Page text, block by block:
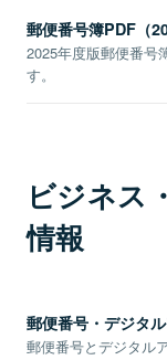
郵便番号簿PDF（
2025年度版郵便番号
す。
ビジネス
情報
郵便番号・デジタ
郵便番号とデジタル